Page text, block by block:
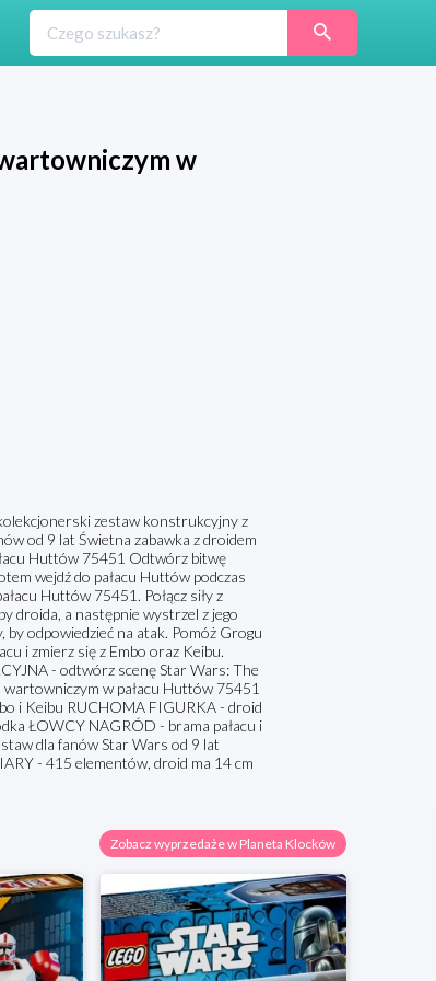
w
zestaw konstrukcyjny z
od 9 lat Świetna zabawka z droidem
Huttów 75451 Odtwórz bitwę
wejdź do pałacu Huttów podczas
Huttów 75451. Połącz siły z
droida, a następnie wystrzel z jego
odpowiedzieć na atak. Pomóż Grogu
i zmierz się z Embo oraz Keibu.
- odtwórz scenę Star Wars: The
w pałacu Huttów 75451
i Keibu RUCHOMA FIGURKA - droid
ŁOWCY NAGRÓD - brama pałacu i
dla fanów Star Wars od 9 lat
- 415 elementów, droid ma 14 cm
Zobacz wyprzedaże w Planeta Klocków